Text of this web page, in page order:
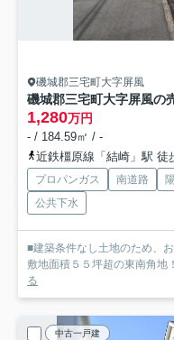
磯城郡三宅町大字屏風
磯城郡三宅町大字屏風の
1,280万円
- / 184.59㎡ / -
近鉄橿原線「結崎」駅 徒
プロパンガス 南道路
公共下水
■建築条件なし土地のため、
敷地面積５５坪超の東南角地
る
中古一戸建